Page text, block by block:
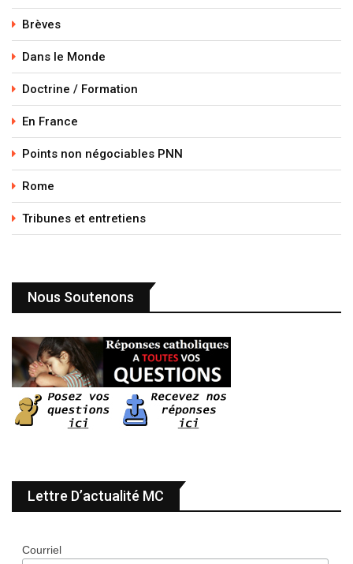
Brèves
Dans le Monde
Doctrine / Formation
En France
Points non négociables PNN
Rome
Tribunes et entretiens
Nous Soutenons
Lettre D’actualité MC
Courriel